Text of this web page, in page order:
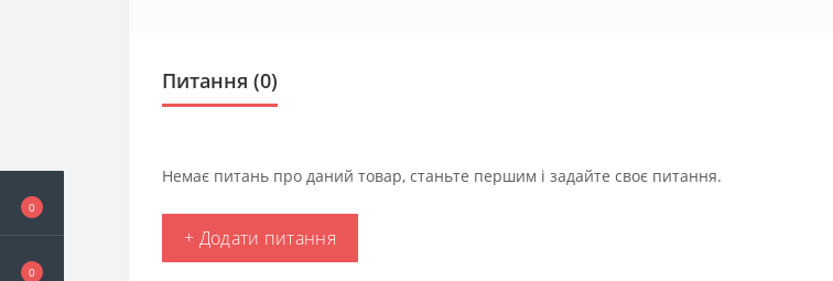
0
0
Питання (0)
Немає питань про даний товар, станьте першим і задайте своє питання.
+ Додати питання